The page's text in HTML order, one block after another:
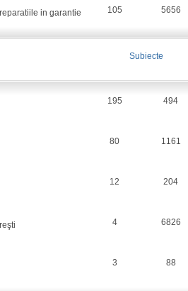
in garantie
105 5656
Subiecte
195 494
80 1161
12 204
4 6826
3 88